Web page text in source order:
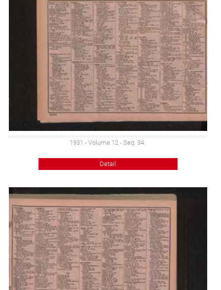
1931 - Volume 12 - Seq: 34
Detail